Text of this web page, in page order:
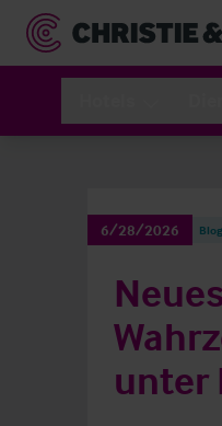
6/28/2026
unter